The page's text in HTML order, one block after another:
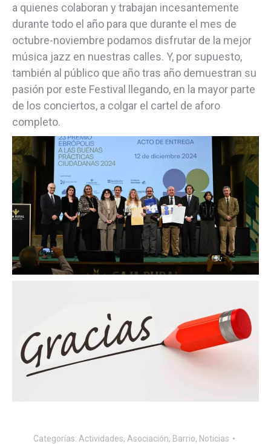
a quienes colaboran y trabajan incesantemente
durante todo el año para que durante el mes de
octubre-noviembre podamos disfrutar de la mejor
música jazz en nuestras calles. Y, por supuesto,
también al público que año tras año demuestran su
pasión por este Festival llegando, en la mayor parte
de los conciertos, a colgar el cartel de aforo
completo.
Categorías: Actividades, Asociación, Barrio, Noticias